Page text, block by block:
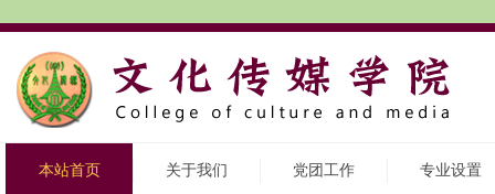
本站首页 关于我们 党团工作 专业设置